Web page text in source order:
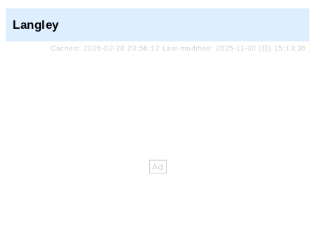
Langley
Cached: 2026-02-28 20:56:12 Last-modified: 2025-11-30 (日) 15:13:36